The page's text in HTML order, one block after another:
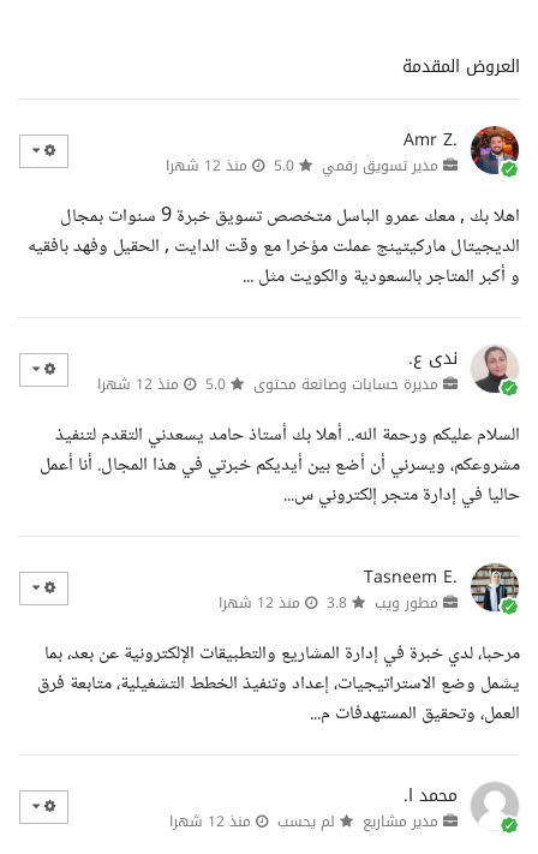
العروض المقدمة
Amr Z.
مدير تسويق رقمي منذ 12 شهرا
اهلا بك , معك عمرو الباسل متخصص تسويق خبرة 9 سنوات بمجال
الديجيتال ماركيتينج عملت مؤخرا مع وقت الدايت , الحقيل وفهد بافقيه
و أكبر المتاجر بالسعودية والكويت مثل ...
ندى ع.
مديرة حسابات وصانعة محتوى منذ 12 شهرا
السلام عليكم ورحمة الله.. أهلا بك أستاذ حامد يسعدني التقدم لتنفيذ
مشروعكم، ويسرني أن أضع بين أيديكم خبرتي في هذا المجال. أنا أعمل
حاليا في إدارة متجر إلكتروني س...
Tasneem E.
مطور ويب منذ 12 شهرا
مرحبا، لدي خبرة في إدارة المشاريع والتطبيقات الإلكترونية عن بعد، بما
يشمل وضع الاستراتيجيات، إعداد وتنفيذ الخطط التشغيلية، متابعة فرق
العمل، وتحقيق المستهدفات م...
محمد ا.
مدير مشاريع لم يحسب منذ 12 شهرا